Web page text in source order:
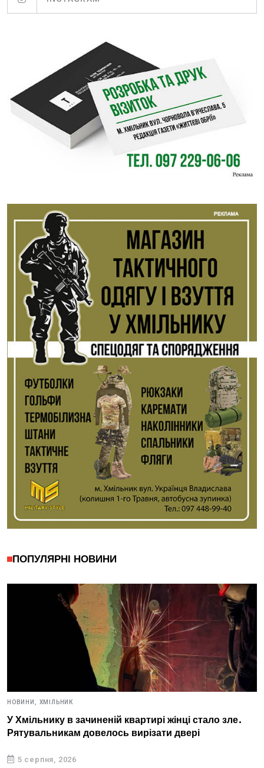
ПОПУЛЯРНІ НОВИНИ
НОВИНИ, ХМІЛЬНИК
У Хмільнику в зачиненій квартирі жінці стало зле.
Рятувальникам довелось вирізати двері
5 серпня, 2026